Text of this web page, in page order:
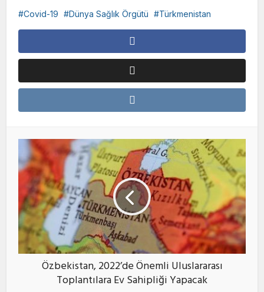
Covid-19 Dünya Sağlık Örgütü Türkmenistan
Özbekistan, 2022’de Önemli Uluslararası
Toplantılara Ev Sahipliği Yapacak